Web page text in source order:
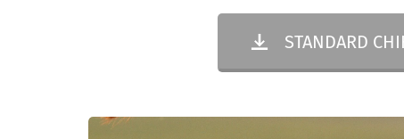
STANDARD